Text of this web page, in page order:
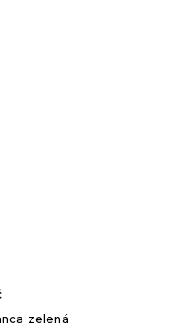
zelená